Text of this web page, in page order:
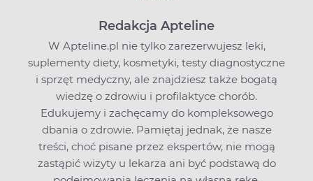
Redakcja Apteline
W Apteline.pl nie tylko zarezerwujesz leki,
suplementy diety, kosmetyki, testy diagnostyczne
i sprzęt medyczny, ale znajdziesz także bogatą
wiedzę o zdrowiu i profilaktyce chorób.
Edukujemy i zachęcamy do kompleksowego
dbania o zdrowie. Pamiętaj jednak, że nasze
treści, choć pisane przez ekspertów, nie mogą
zastąpić wizyty u lekarza ani być podstawą do